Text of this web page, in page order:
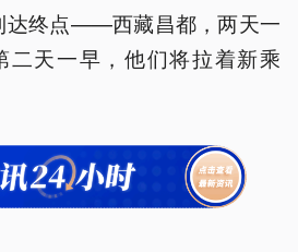
达终点——西藏昌都，两天一
二天一早，他们将拉着新乘